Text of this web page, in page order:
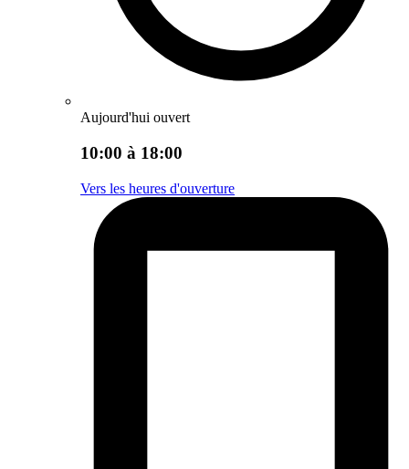
Aujourd'hui ouvert
10:00 à 18:00
Vers les heures d'ouverture